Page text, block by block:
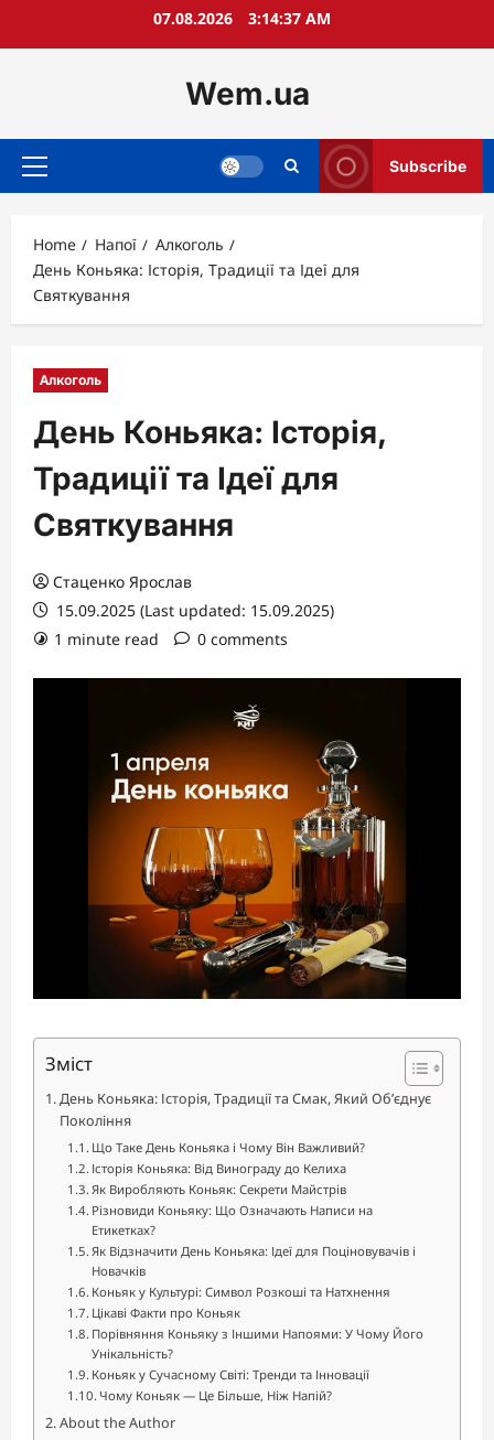
07.08.2026 3:14:38 AM
Wem.ua
Primary
Subscribe
Home Напої
Алкоголь
День Коньяка: Історія, Традиції та Ідеї для
Святкування
Алкоголь
День Коньяка: Історія,
Традиції та Ідеї для
Святкування
Стаценко Ярослав
15.09.2025 (Last updated: 15.09.2025)
1 minute read
0 comments
Зміст
День Коньяка: Історія, Традиції та Смак, Який Об’єднує
Покоління
Що Таке День Коньяка і Чому Він Важливий?
Історія Коньяка: Від Винограду до Келиха
Як Виробляють Коньяк: Секрети Майстрів
Різновиди Коньяку: Що Означають Написи на
Етикетках?
Як Відзначити День Коньяка: Ідеї для Поціновувачів і
Новачків
Коньяк у Культурі: Символ Розкоші та Натхнення
Цікаві Факти про Коньяк
Порівняння Коньяку з Іншими Напоями: У Чому Його
Унікальність?
Коньяк у Сучасному Світі: Тренди та Інновації
Чому Коньяк — Це Більше, Ніж Напій?
About the Author